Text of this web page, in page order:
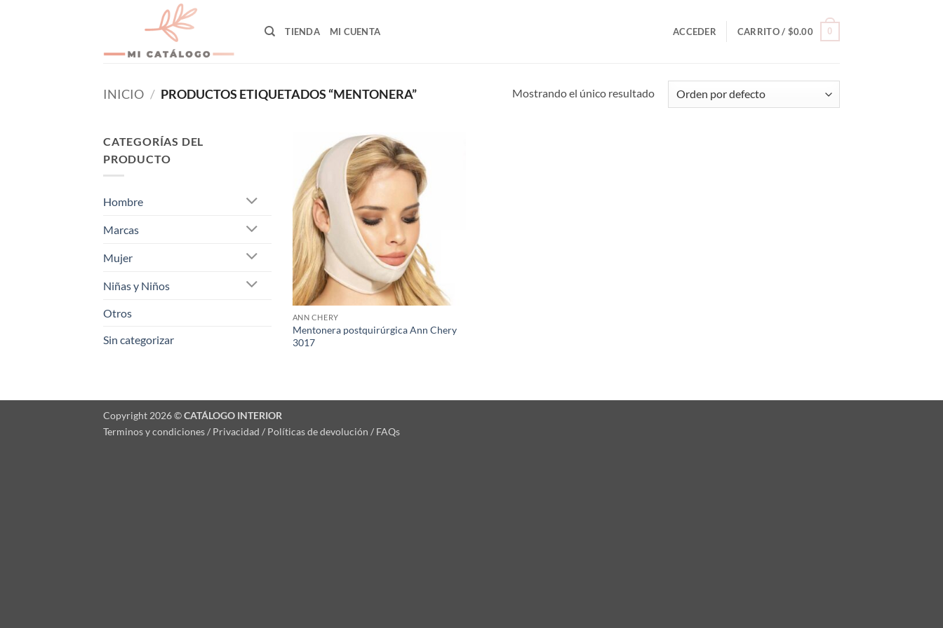
TIENDA MI CUENTA ACCEDER CARRITO / $0.00 0
INICIO / PRODUCTOS ETIQUETADOS “MENTONERA” Mostrando el único resultado
CATEGORÍAS DEL
PRODUCTO
Hombre
Marcas
Mujer
Niñas y Niños
Otros
Sin categorizar
ANN CHERY
Mentonera postquirúrgica Ann Chery
3017
Copyright 2026 ©CATÁLOGO INTERIOR
Terminos y condiciones / Privacidad / Políticas de devolución / FAQs